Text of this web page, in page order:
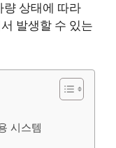
량 상태에 따라
발생할 수 있는
시스템